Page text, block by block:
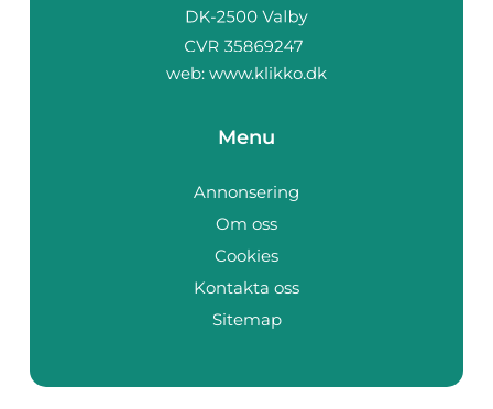
web: www.klikko.dk
Menu
Annonsering
Om oss
Cookies
Kontakta oss
Sitemap